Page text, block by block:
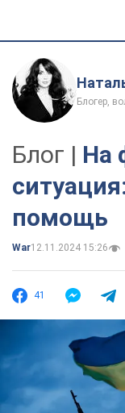
Блогер,
Блог | На
помощь
War12.11.2024 15:26
41